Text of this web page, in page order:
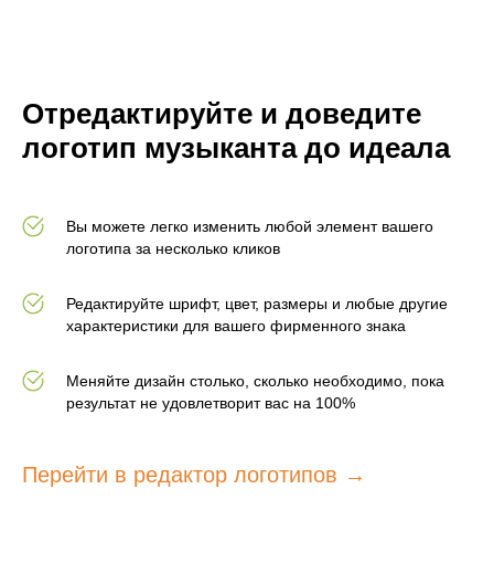
Отредактируйте и доведите
логотип музыканта до идеала
Вы можете легко изменить любой элемент вашего
логотипа за несколько кликов
Редактируйте шрифт, цвет, размеры и любые другие
характеристики для вашего фирменного знака
Меняйте дизайн столько, сколько необходимо, пока
результат не удовлетворит вас на 100%
Перейти в редактор логотипов